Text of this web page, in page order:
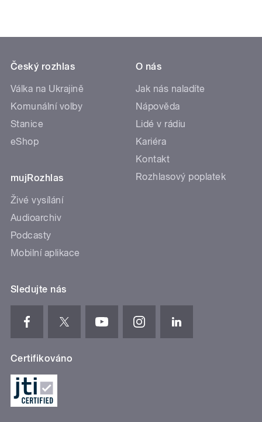
Český rozhlas
Válka na Ukrajině
Komunální volby
Stanice
eShop
mujRozhlas
Živé vysílání
Audioarchiv
Podcasty
Mobilní aplikace
O nás
Jak nás naladíte
Nápověda
Lidé v rádiu
Kariéra
Kontakt
Rozhlasový poplatek
Sledujte nás
Certifikováno